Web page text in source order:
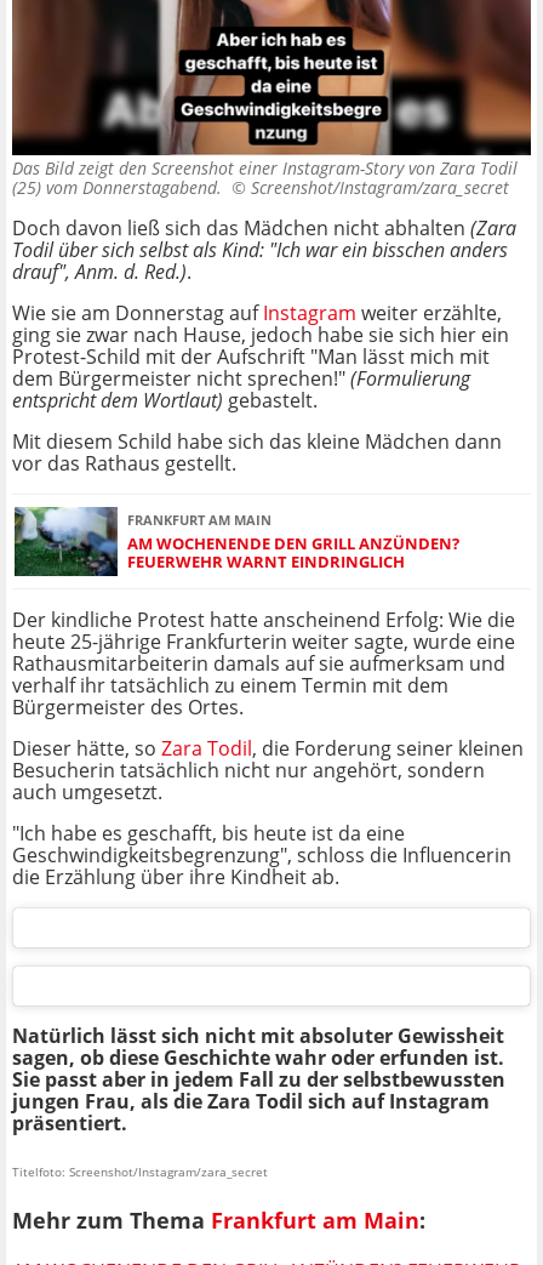
Das Bild zeigt den Screenshot einer Instagram-Story von Zara Todil
(25) vom Donnerstagabend. © Screenshot/Instagram/zara_secret
Doch davon ließ sich das Mädchen nicht abhalten (Zara
Todil über sich selbst als Kind: "Ich war ein bisschen anders
drauf", Anm. d. Red.).
Wie sie am Donnerstag aufInstagram weiter erzählte,
ging sie zwar nach Hause, jedoch habe sie sich hier ein
Protest-Schild mit der Aufschrift "Man lässt mich mit
dem Bürgermeister nicht sprechen!"(Formulierung
entspricht dem Wortlaut) gebastelt.
Mit diesem Schild habe sich das kleine Mädchen dann
vor das Rathaus gestellt.
FRANKFURT AM MAIN
AM WOCHENENDE DEN GRILL ANZÜNDEN?
FEUERWEHR WARNT EINDRINGLICH
Der kindliche Protest hatte anscheinend Erfolg: Wie die
heute 25-jährige Frankfurterin weiter sagte, wurde eine
Rathausmitarbeiterin damals auf sie aufmerksam und
verhalf ihr tatsächlich zu einem Termin mit dem
Bürgermeister des Ortes.
Dieser hätte, so Zara Todil, die Forderung seiner kleinen
Besucherin tatsächlich nicht nur angehört, sondern
auch umgesetzt.
"Ich habe es geschafft, bis heute ist da eine
Geschwindigkeitsbegrenzung", schloss die Influencerin
die Erzählung über ihre Kindheit ab.
Natürlich lässt sich nicht mit absoluter Gewissheit
sagen, ob diese Geschichte wahr oder erfunden ist.
Sie passt aber in jedem Fall zu der selbstbewussten
jungen Frau, als die Zara Todil sich auf Instagram
präsentiert.
Titelfoto: Screenshot/Instagram/zara_secret
Mehr zum Thema Frankfurt am Main: